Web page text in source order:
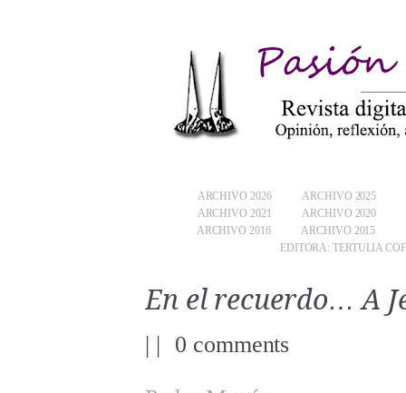
ARCHIVO 2026
ARCHIVO 2025
ARCHIVO 2021
ARCHIVO 2020
ARCHIVO 2016
ARCHIVO 2015
EDITORA: TERTULIA
En el recuerdo… A
| | 0 comments